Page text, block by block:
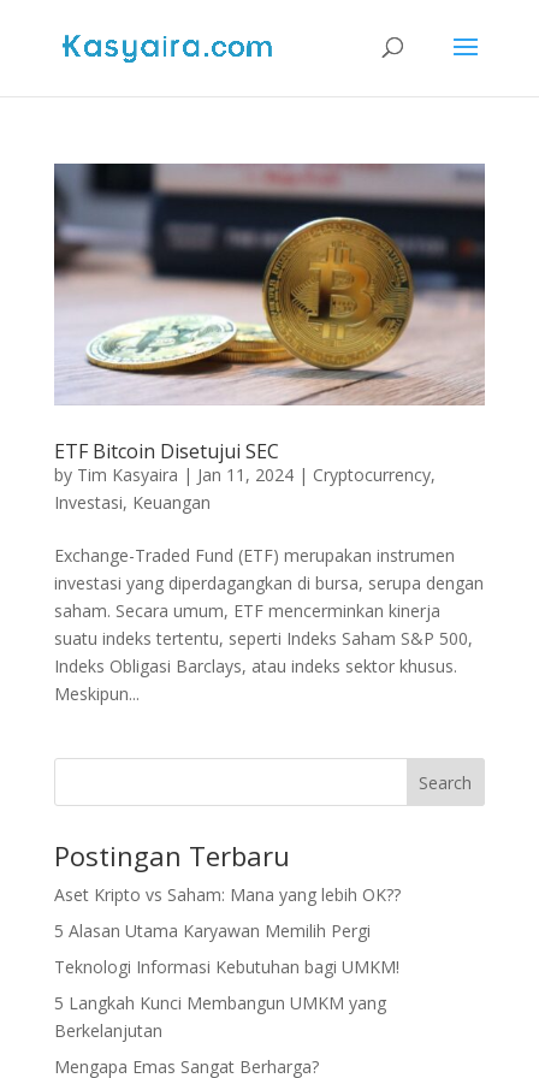
ETF Bitcoin Disetujui SEC
by Tim Kasyaira | Jan 11, 2024| Cryptocurrency,
Investasi, Keuangan
Exchange-Traded Fund (ETF) merupakan instrumen
investasi yang diperdagangkan di bursa, serupa dengan
saham. Secara umum, ETF mencerminkan kinerja
suatu indeks tertentu, seperti Indeks Saham S&P 500,
Indeks Obligasi Barclays, atau indeks sektor khusus.
Meskipun...
Search
Postingan Terbaru
Aset Kripto vs Saham: Mana yang lebih OK??
5 Alasan Utama Karyawan Memilih Pergi
Teknologi Informasi Kebutuhan bagi UMKM!
5 Langkah Kunci Membangun UMKM yang
Berkelanjutan
Mengapa Emas Sangat Berharga?